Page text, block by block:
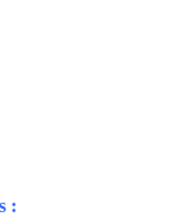
: